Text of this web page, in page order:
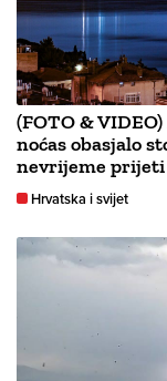
(FOTO &
noćas obasjalo
nevrijeme prijeti
Hrvatska i svijet